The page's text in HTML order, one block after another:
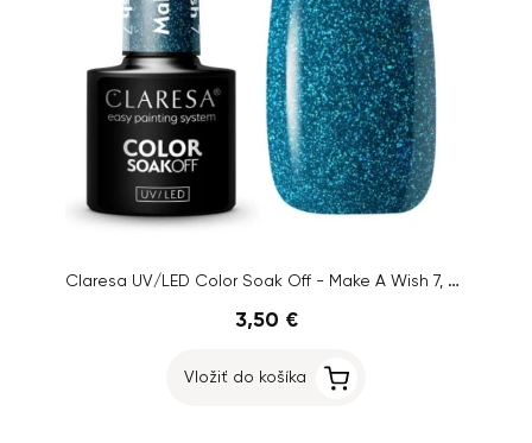
Claresa UV/LED Color Soak Off - Make A Wish 7, 5g
3,50 €
Vložiť do košíka